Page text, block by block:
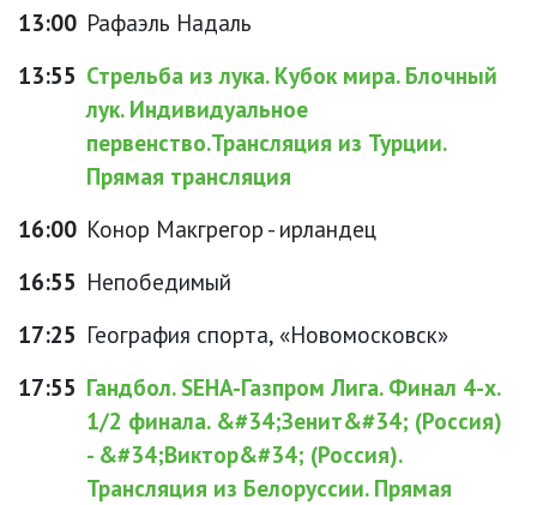
13:00 Рафаэль Надаль
13:55 Стрельба из лука. Кубок мира. Блочный
лук. Индивидуальное
первенство.Трансляция из Турции.
Прямая трансляция
16:00 Конор Макгрегор - ирландец
16:55 Непобедимый
17:25 География спорта, «Новомосковск»
17:55 Гандбол. SEHA-Газпром Лига. Финал 4-х.
1/2 финала. &#34;Зенит&#34; (Россия)
- &#34;Виктор&#34; (Россия).
Трансляция из Белоруссии. Прямая